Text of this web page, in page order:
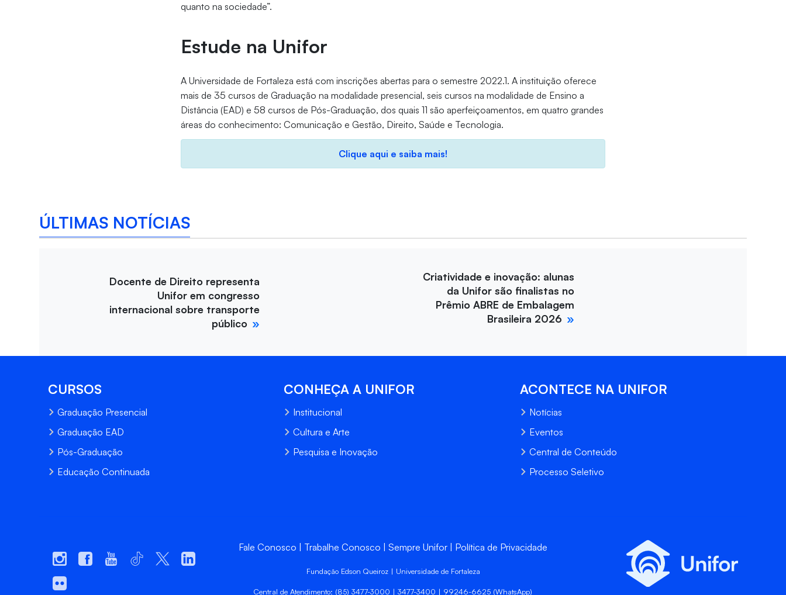
quanto na sociedade”.
Estude na Unifor
A Universidade de Fortaleza está com inscrições abertas para o semestre 2022.1. A instituição oferece
mais de 35 cursos de Graduação na modalidade presencial, seis cursos na modalidade de Ensino a
Distância (EAD) e 58 cursos de Pós-Graduação, dos quais 11 são aperfeiçoamentos, em quatro grandes
áreas do conhecimento: Comunicação e Gestão, Direito, Saúde e Tecnologia.
Clique aqui e saiba mais!
ÚLTIMAS NOTÍCIAS
Docente de Direito representa
Unifor em congresso
internacional sobre transporte
público
Criatividade e inovação: alunas
da Unifor são finalistas no
Prêmio ABRE de Embalagem
Brasileira 2026
CURSOS
Graduação Presencial
Graduação EAD
Pós-Graduação
Educação Continuada
CONHEÇA A UNIFOR
Institucional
Cultura e Arte
Pesquisa e Inovação
ACONTECE NA UNIFOR
Notícias
Eventos
Central de Conteúdo
Processo Seletivo
Fale Conosco Trabalhe Conosco Sempre Unifor Política de Privacidade
Fundação Edson Queiroz | Universidade de Fortaleza
Central de Atendimento: (85) 3477-3000 | 3477-3400 | 99246-6625 (WhatsApp)